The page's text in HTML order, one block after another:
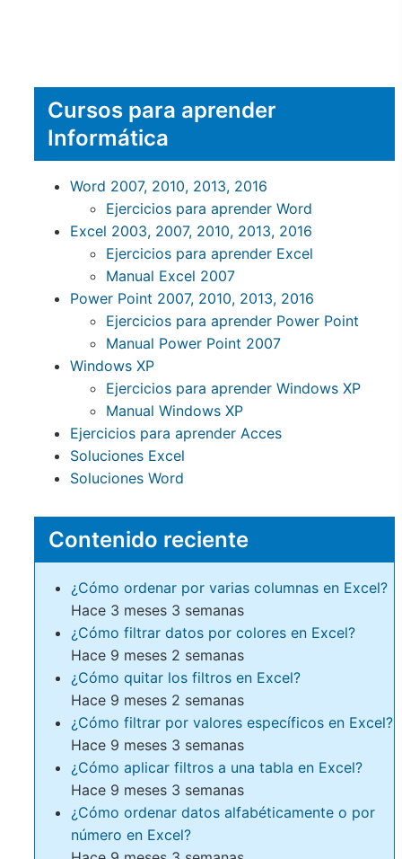
Cursos para aprender
Informática
Word 2007, 2010, 2013, 2016
Ejercicios para aprender Word
Excel 2003, 2007, 2010, 2013, 2016
Ejercicios para aprender Excel
Manual Excel 2007
Power Point 2007, 2010, 2013, 2016
Ejercicios para aprender Power Point
Manual Power Point 2007
Windows XP
Ejercicios para aprender Windows XP
Manual Windows XP
Ejercicios para aprender Acces
Soluciones Excel
Soluciones Word
Contenido reciente
¿Cómo ordenar por varias columnas en Excel?
Hace 3 meses 3 semanas
¿Cómo filtrar datos por colores en Excel?
Hace 9 meses 2 semanas
¿Cómo quitar los filtros en Excel?
Hace 9 meses 2 semanas
¿Cómo filtrar por valores específicos en Excel?
Hace 9 meses 3 semanas
¿Cómo aplicar filtros a una tabla en Excel?
Hace 9 meses 3 semanas
¿Cómo ordenar datos alfabéticamente o por
número en Excel?